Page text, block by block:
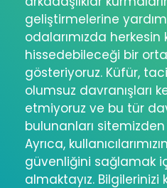
geliştirmelerine
odalarımızda
hissedebileceği bir
gösteriyoruz. Küfür,
olumsuz davranışları
etmiyoruz ve bu tür
bulunanları sitemizden
Ayrıca,
güvenliğini sağlamak
almaktayız.